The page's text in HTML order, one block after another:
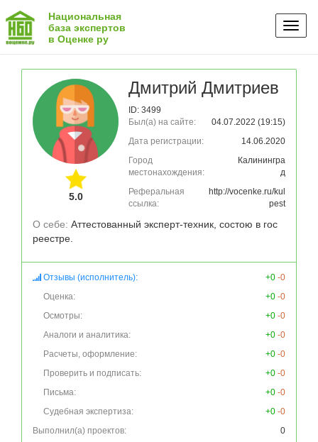
Национальная
база экспертов
в Оценке ру
5.0
Дмитрий Дмитриев
ID: 3499
Был(а) на сайте:
04.07.2022 (19:15)
Дата регистрации:
14.06.2020
Город
местонахождения:
Калинингра
д
Реферальная
ссылка:
http://vocenke.ru/kul
pest
О себе: Аттестованный эксперт-техник, состою в гос
реестре.
Отзывы (исполнитель): +0 -0
Оценка:
+0 -0
Осмотры:
+0 -0
Аналоги и аналитика:
+0 -0
Расчеты, оформление:
+0 -0
Проверить и подписать:
+0 -0
Письма:
+0 -0
Судебная экспертиза:
+0 -0
Выполнил(а) проектов:
0